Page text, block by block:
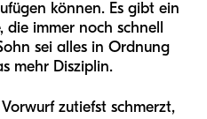
können. Es gibt ein
immer noch schnell
sei alles in Ordnung
mehr Disziplin.
zutiefst schmerzt,